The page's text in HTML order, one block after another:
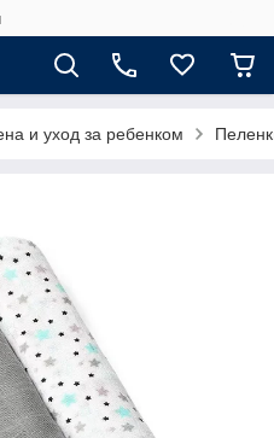
и уход за ребенком